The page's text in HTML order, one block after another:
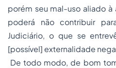
porém seu mal-uso aliado
poderá não contribuir
Judiciário, o que se
[possível] externalidade
De todo modo, de bom